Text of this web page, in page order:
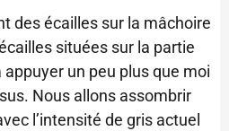
des écailles sur la mâchoire
situées sur la partie
appuyer un peu plus que moi
Nous allons assombrir
l’intensité de gris actuel